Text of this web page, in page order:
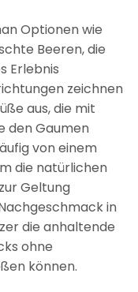
Optionen wie
Beeren, die
Erlebnis
zeichnen
aus, die mit
den Gaumen
von einem
die natürlichen
Geltung
in
die anhaltende
ohne
können.